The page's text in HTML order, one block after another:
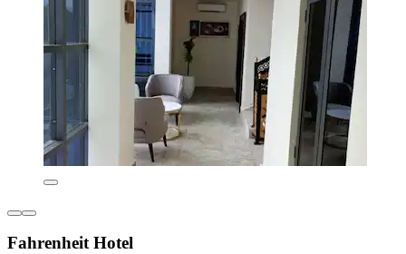
Fahrenheit Hotel